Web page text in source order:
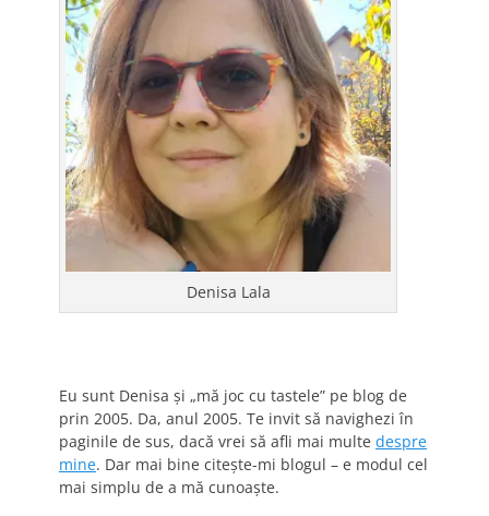
Denisa Lala
Eu sunt Denisa și „mă joc cu tastele” pe blog de
prin 2005. Da, anul 2005. Te invit să navighezi în
paginile de sus, dacă vrei să afli mai multe despre
mine. Dar mai bine citește-mi blogul – e modul cel
mai simplu de a mă cunoaște.